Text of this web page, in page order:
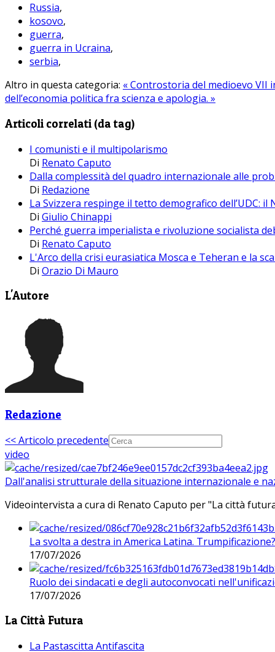
Russia,
kosovo,
guerra,
guerra in Ucraina,
serbia,
Altro in questa categoria: « Controstoria del medioevo VII
dell’economia politica fra scienza e apologia. »
Articoli correlati (da tag)
I comunisti e il multipolarismo
Di Renato Caputo
Dalla complessità del quadro internazionale alle
Di Redazione
La Svizzera respinge il tetto demografico dell’UDC:
Di Giulio Chinappi
Perché guerra imperialista e rivoluzione socialista
Di Renato Caputo
L'Arco della crisi eurasiatica Mosca e Teheran e la
Di Orazio Di Mauro
L'Autore
Redazione
<< Articolo precedente
video
Dall'analisi strutturale della situazione internazionale e
Videointervista a cura di Renato Caputo per "La città
La svolta a destra in America Latina. Trumpificazione?
17/07/2026
Ruolo dei sindacati e degli autoconvocati
17/07/2026
La Città Futura
La Pastascitta Antifascita